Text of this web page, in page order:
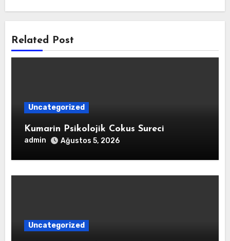
Related Post
Uncategorized
Kumarin Psikolojik Cokus Sureci
admin Ağustos 5, 2026
Uncategorized